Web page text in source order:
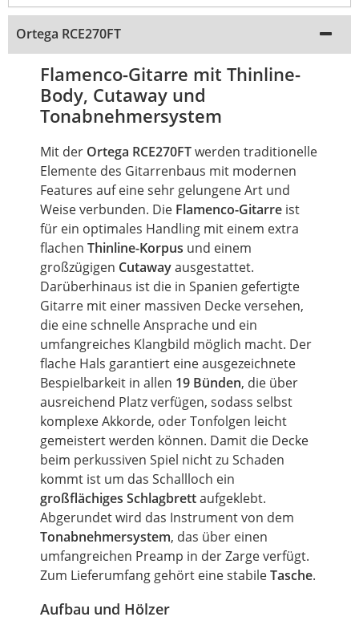
Ortega RCE270FT
Flamenco-Gitarre mit Thinline-
Body, Cutaway und
Tonabnehmersystem
Mit der Ortega RCE270FTwerden traditionelle
Elemente des Gitarrenbaus mit modernen
Features auf eine sehr gelungene Art und
Weise verbunden. Die Flamenco-Gitarre ist
für ein optimales Handling mit einem extra
flachen Thinline-Korpus und einem
großzügigen Cutawayausgestattet.
Darüberhinaus ist die in Spanien gefertigte
Gitarre mit einer massiven Deckeversehen,
die eineschnelle Ansprache und ein
umfangreiches Klangbild möglich macht. Der
flache Hals garantiert eine ausgezeichnete
Bespielbarkeit in allen 19 Bünden, die über
ausreichend Platz verfügen, sodass selbst
komplexe Akkorde, oder Tonfolgen leicht
gemeistert werden können. Damit die Decke
beim perkussiven Spiel nicht zu Schaden
kommt ist um das Schallloch ein
großflächiges Schlagbrettaufgeklebt.
Abgerundet wird das Instrument von dem
Tonabnehmersystem, das über einen
umfangreichen Preamp in der Zarge verfügt.
Zum Lieferumfang gehört einestabileTasche.
Aufbau und Hölzer